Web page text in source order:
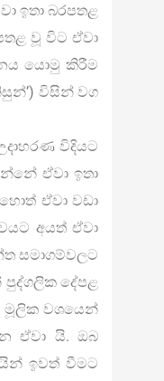
ඉතා බරපතළ
වූ විට ඒවා
යොමු කිරීම
විසින් වග
විදියට
ඒවා ඉතා
ඒවා වඩා
අයත් ඒවා
සමාගම්වලට
දේපළ
මූලික වශයෙන්
ඒවා යි. ඔබ
ඉවත් වීමට